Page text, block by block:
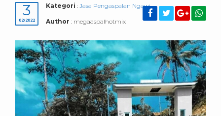
3
02/2022
Kategori : Jasa Pengaspalan Ngawi
Author : megaaspalhotmix